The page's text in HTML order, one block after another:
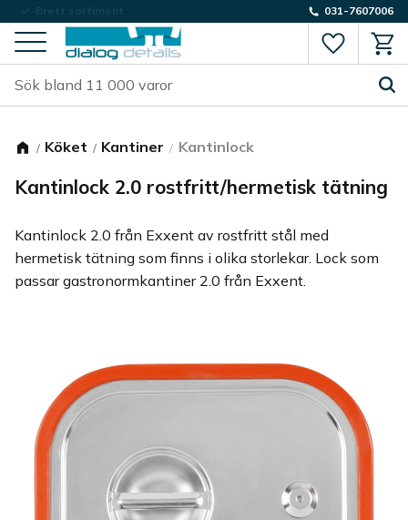
Meny
031-7607006
Köket Kantiner Kantinlock
Kantinlock 2.0 rostfritt/hermetisk tätning
Kantinlock 2.0 från Exxent av rostfritt stål med
hermetisk tätning som finns i olika storlekar. Lock som
passar gastronormkantiner 2.0 från Exxent.